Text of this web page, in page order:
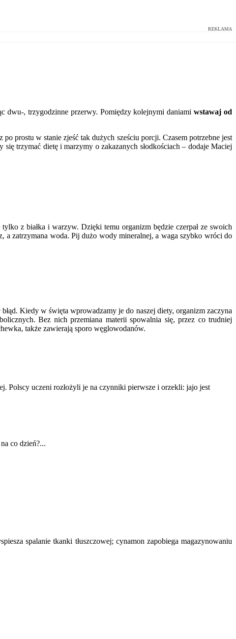
REKLAMA
dwu-, trzygodzinne przerwy. Pomiędzy kolejnymi daniamiwstawaj od
prostu w stanie zjeść tak dużych sześciu porcji. Czasem potrzebne jest
trzymać dietę i marzymy o zakazanych słodkościach – dodaje Maciej
z białka i warzyw. Dzięki temu organizm będzie czerpał ze swoich
a zatrzymana woda. Pij dużo wody mineralnej, a waga szybko wróci do
Kiedy w święta wprowadzamy je do naszej diety, organizm zaczyna
Bez nich przemiana materii spowalnia się, przez co trudniej
także zawierają sporo węglowodanów.
Polscy uczeni rozłożyli je na czynniki pierwsze i orzekli: jajo jest
co dzień?...
spalanie tkanki tłuszczowej; cynamon zapobiega magazynowaniu